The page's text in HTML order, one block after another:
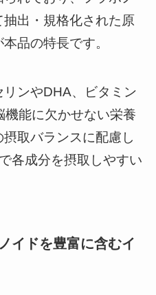
出・規格化された原
品の特長です。
ンやDHA、ビタミン
能に欠かせない栄養
取バランスに配慮し
各成分を摂取しやすい
イドを豊富に含むイ